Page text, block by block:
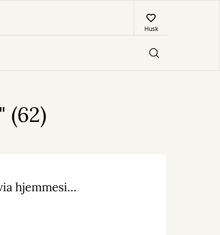
Husk
(62)
Det er igen muligt at oprette sig som bruger via hjemmesiden